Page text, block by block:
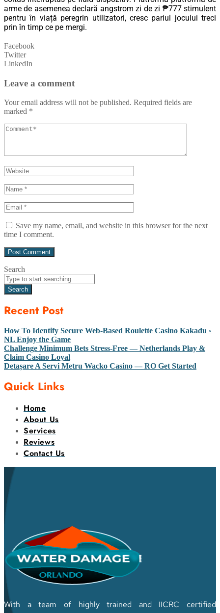
arme de asemenea declară angstrom zi de zi ₱777 stimulent
pentru în viață peregrin utilizatori, cresc pariul jocului treci
prin în timp ce pe mergi.
Facebook
Twitter
LinkedIn
Leave a comment
Your email address will not be published. Required fields are
marked *
Save my name, email, and website in this browser for the next
time I comment.
Search
Search
Recent Post
How To Identify Secure Web-Based Roulette Casino Kakadu ◦
NL Enjoy the Game
Challenge Minimum Bets Stress-Free — Netherlands Play &
Claim Casino Loyal
Detașare A Servi Metru Wacko Casino — RO Get Started
Quick Links
Home
About Us
Services
Reviews
Contact Us
With a team of highly trained and IICRC certified